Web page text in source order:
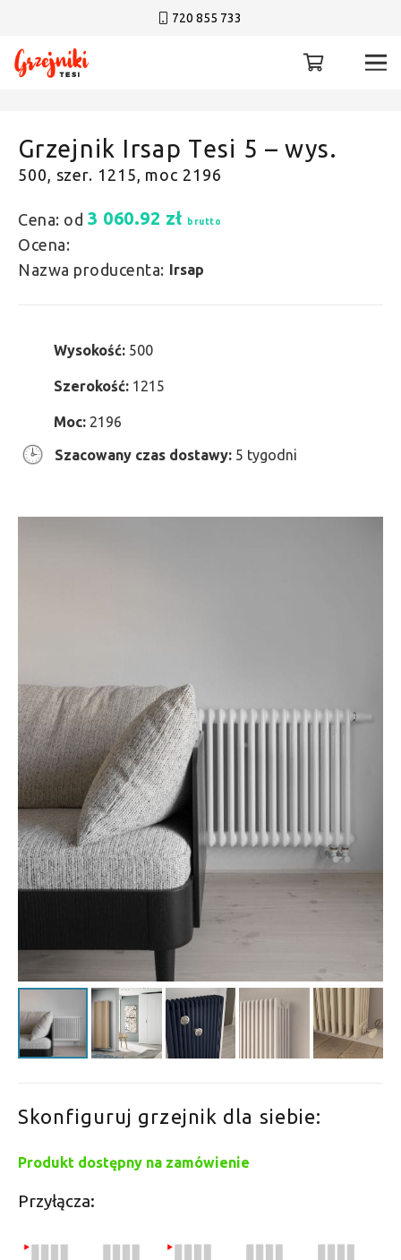
720 855 733
Grzejnik Irsap Tesi 5 – wys.
500, szer. 1215, moc 2196
Cena: od 3 060.92 zł brutto
Ocena:
Nazwa producenta: Irsap
Wysokość: 500
Szerokość: 1215
Moc: 2196
Szacowany czas dostawy: 5 tygodni
Skonfiguruj grzejnik dla siebie:
Produkt dostępny na zamówienie
Przyłącza: